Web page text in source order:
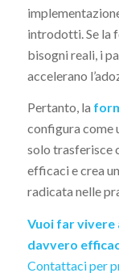
introdotti. Se la
bisogni reali, i
accelerano
Pertanto, la
configura come
solo trasferisce
efficaci e crea
radicata nelle
Vuoi far vivere
davvero
Contattaci per